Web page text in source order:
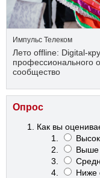
Импульс Телеком
Лето offline: Digital-
профессионального
сообщество
Опрос
Как вы
Выше
Ниже